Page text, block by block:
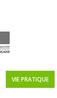
VIE PRATIQUE